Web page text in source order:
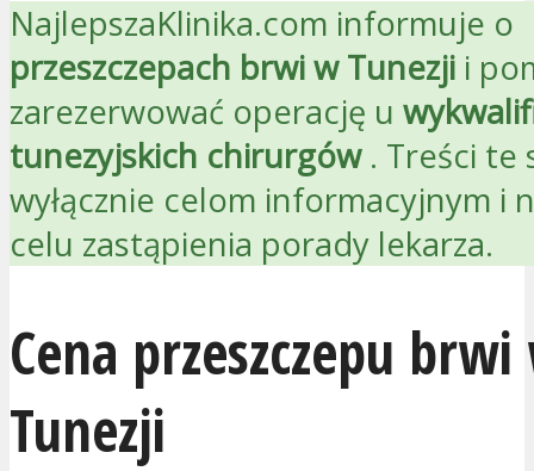
NajlepszaKlinika.com informuje o
przeszczepach brwi w Tunezji i
zarezerwować operację u
tunezyjskich chirurgów . Treści te
wyłącznie celom informacyjnym i
celu zastąpienia porady lekarza.
Cena przeszczepu
Tunezji